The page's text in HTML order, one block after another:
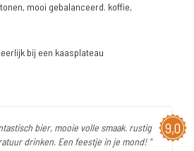
mooi gebalanceerd. koffie,
bij een kaasplateau
9,0
bier, mooie volle smaak. rustig
drinken. Een feestje in je mond! "